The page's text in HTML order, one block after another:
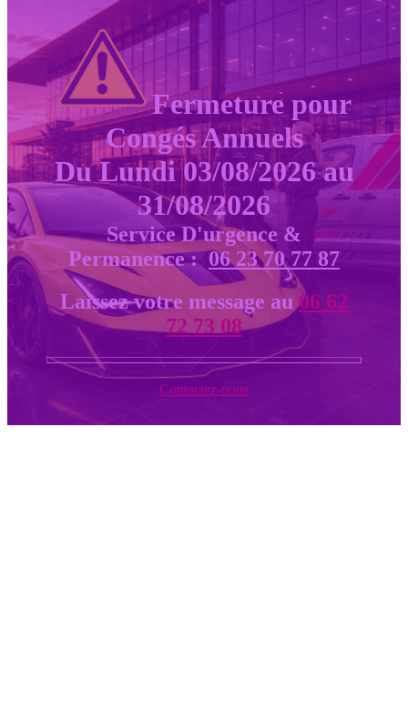
Fermeture pour
Congés Annuels
Du Lundi 03/08/2026 au
31/08/2026
Service D'urgence &
Permanence :06 23 70 77 87
Laissez votre message au06 62
72 73 08
Contactez-nous